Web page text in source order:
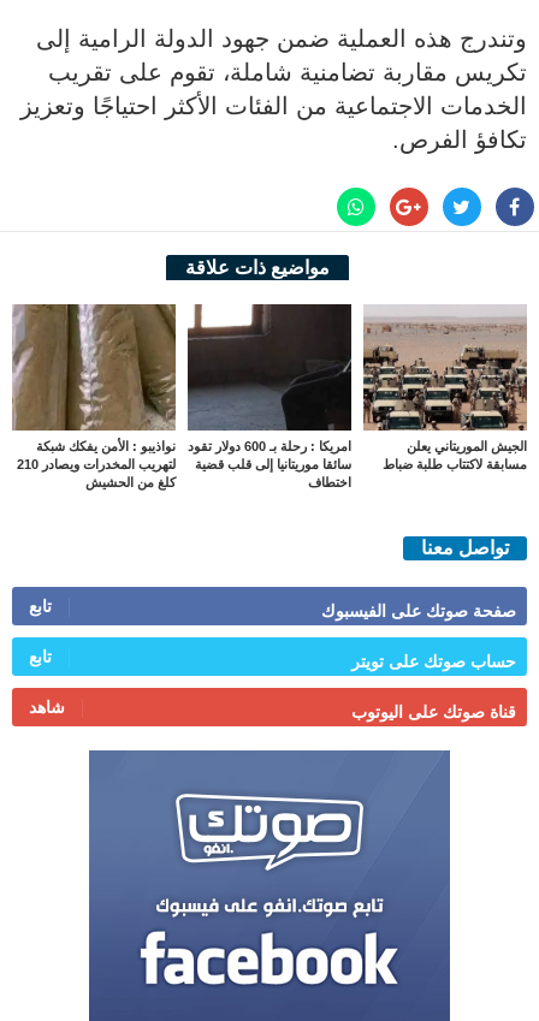
وتندرج هذه العملية ضمن جهود الدولة الرامية إلى
تكريس مقاربة تضامنية شاملة، تقوم على تقريب
الخدمات الاجتماعية من الفئات الأكثر احتياجًا وتعزيز
تكافؤ الفرص.
مواضيع ذات علاقة
الجيش الموريتاني يعلن
مسابقة لاكتتاب طلبة ضباط
امريكا : رحلة بـ 600 دولار تقود
سائقا موريتانيا إلى قلب قضية
اختطاف
نواذيبو : الأمن يفكك شبكة
لتهريب المخدرات ويصادر 210
كلغ من الحشيش
تواصل معنا
صفحة صوتك على الفيسبوك تابع
حساب صوتك على تويتر تابع
قناة صوتك على اليوتوب شاهد